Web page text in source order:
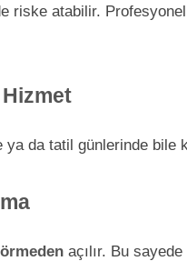
riske atabilir.
Hizmet
da tatil günlerinde bile
açılır. Bu